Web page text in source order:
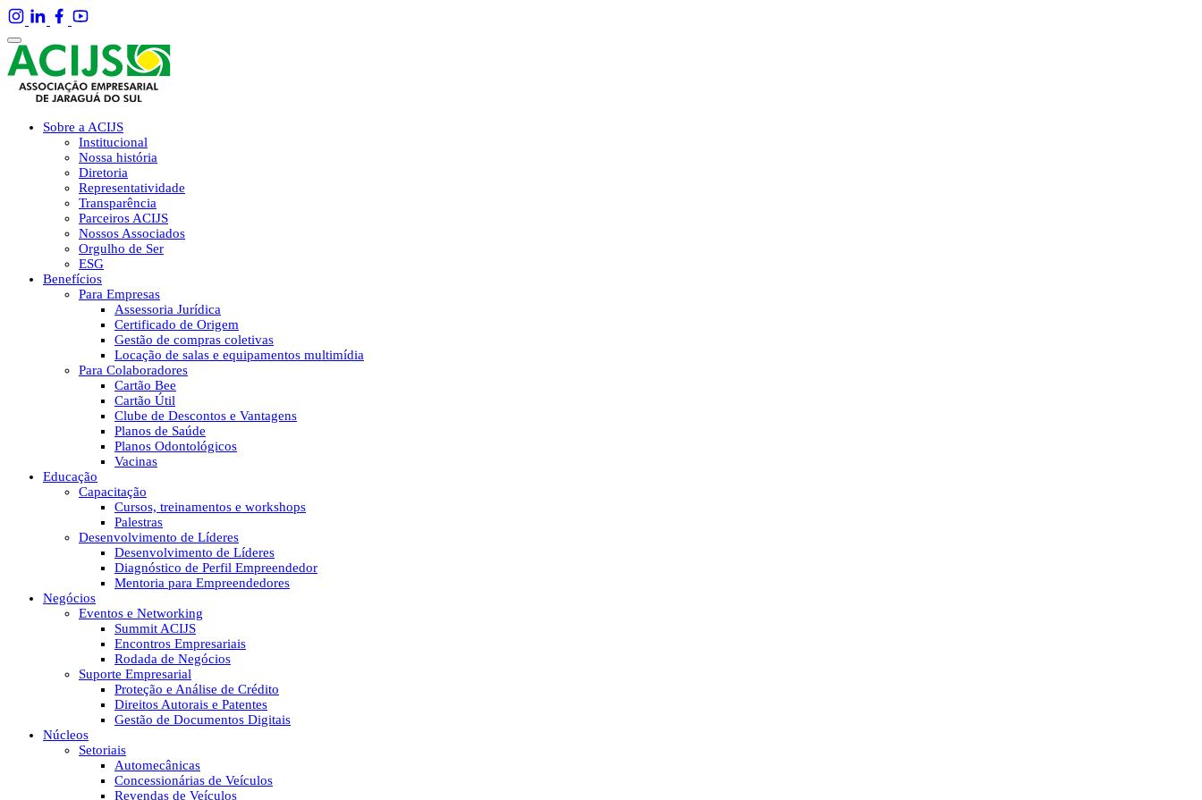
Sobre a ACIJS
Institucional
Nossa história
Diretoria
Representatividade
Transparência
Parceiros ACIJS
Nossos Associados
Orgulho de Ser
ESG
Benefícios
Para Empresas
Assessoria Jurídica
Certificado de Origem
Gestão de compras coletivas
Locação de salas e equipamentos multimídia
Para Colaboradores
Cartão Bee
Cartão Útil
Clube de Descontos e Vantagens
Planos de Saúde
Planos Odontológicos
Vacinas
Educação
Capacitação
Cursos, treinamentos e workshops
Palestras
Desenvolvimento de Líderes
Desenvolvimento de Líderes
Diagnóstico de Perfil Empreendedor
Mentoria para Empreendedores
Negócios
Eventos e Networking
Summit ACIJS
Encontros Empresariais
Rodada de Negócios
Suporte Empresarial
Proteção e Análise de Crédito
Direitos Autorais e Patentes
Gestão de Documentos Digitais
Núcleos
Setoriais
Automecânicas
Concessionárias de Veículos
Revendas de Veículos